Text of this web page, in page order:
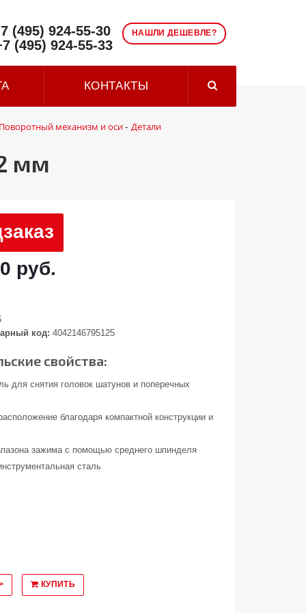
НАШЛИ ДЕШЕВЛЕ?
(495) 924-55-30
(495) 924-55-33
КОНТАКТЫ
механизм и оси- Детали
мм
руб.
код: 4042146795125
свойства:
для снятия головок шатунов и поперечных
благодаря компактной конструкции и
зажима с помощью среднего шпинделя
сталь
КУПИТЬ